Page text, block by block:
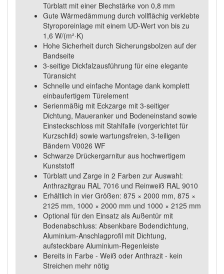
Türblatt mit einer Blechstärke von 0,8 mm
Gute Wärmedämmung durch vollflächig verklebte
Styroporeinlage mit einem UD-Wert von bis zu
1,6 W/(m²·K)
Hohe Sicherheit durch Sicherungsbolzen auf der
Bandseite
3-seitige Dickfalzausführung für eine elegante
Türansicht
Schnelle und einfache Montage dank komplett
einbaufertigem Türelement
Serienmäßig mit Eckzarge mit 3-seitiger
Dichtung, Maueranker und Bodeneinstand sowie
Einsteckschloss mit Stahlfalle (vorgerichtet für
Kurzschild) sowie wartungsfreien, 3-teiligen
Bändern V0026 WF
Schwarze Drückergarnitur aus hochwertigem
Kunststoff
Türblatt und Zarge in 2 Farben zur Auswahl:
Anthrazitgrau RAL 7016 und Reinweiß RAL 9010
Erhältlich in vier Größen: 875 × 2000 mm, 875 ×
2125 mm, 1000 × 2000 mm und 1000 × 2125 mm
Optional für den Einsatz als Außentür mit
Bodenabschluss: Absenkbare Bodendichtung,
Aluminium-Anschlagprofil mit Dichtung,
aufsteckbare Aluminium-Regenleiste
Bereits in Farbe - Weiß oder Anthrazit - kein
Streichen mehr nötig